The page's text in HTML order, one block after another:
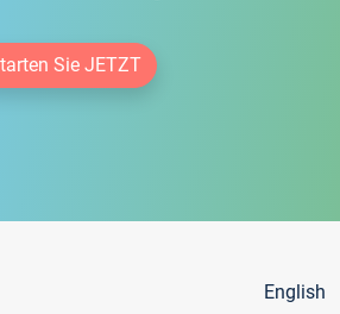
Sie JETZT
English